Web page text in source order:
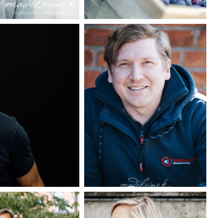
madeleinekrueger-
businessportrait-
02
madeleinekrueger-
businessportrait-